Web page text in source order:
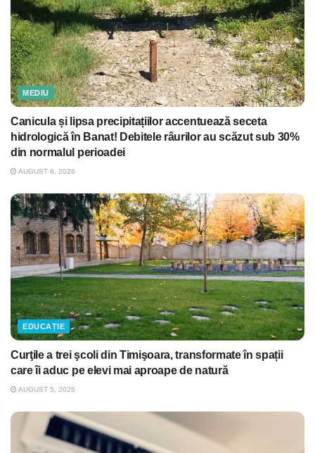
MEDIU
Canicula și lipsa precipitațiilor accentuează seceta
hidrologică în Banat! Debitele râurilor au scăzut sub 30%
din normalul perioadei
AUGUST 6, 2026
EDUCAȚIE
Curţile a trei şcoli din Timişoara, transformate în spații
care îi aduc pe elevi mai aproape de natură
AUGUST 5, 2026